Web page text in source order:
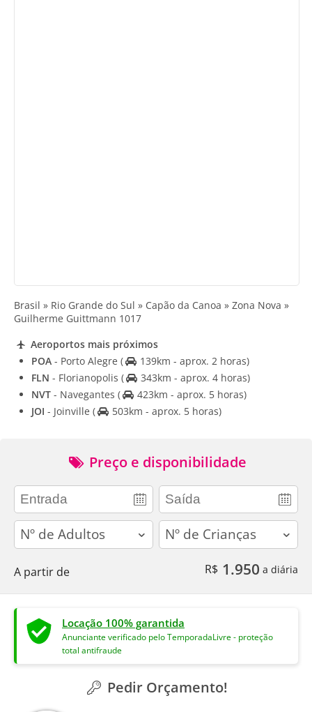
Brasil » Rio Grande do Sul » Capão da Canoa » Zona Nova »
Guilherme Guittmann 1017
Aeroportos mais próximos
POA - Porto Alegre (
139km - aprox. 2 horas)
FLN - Florianopolis (
343km - aprox. 4 horas)
NVT - Navegantes (
423km - aprox. 5 horas)
JOI - Joinville ( 503km - aprox. 5 horas)
Preço e disponibilidade
adults children
A partir de R$ 1.950 a diária
Locação 100% garantida
Anunciante verificado pelo TemporadaLivre - proteção
total antifraude
Pedir Orçamento!